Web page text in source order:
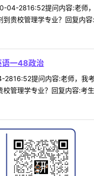
2816:52提问内容:老师
贵校管理学专业？回复内
语一48政治
提问内容:老师，我
管理学专业？回复内容:考